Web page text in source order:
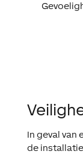
In geval van
de